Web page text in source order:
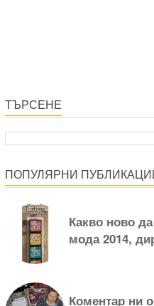
ТЪРСЕНЕ
ПОПУЛЯРНИ
Какво ново
мода 2014,
Коментар ни